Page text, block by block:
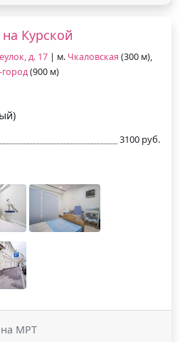
Курской
д. 17 | м. Чкаловская (300 м),
(900 м)
3100 руб.
на МРТ